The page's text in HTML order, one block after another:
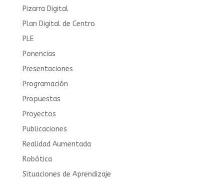
Pizarra Digital
Plan Digital de Centro
PLE
Ponencias
Presentaciones
Programación
Propuestas
Proyectos
Publicaciones
Realidad Aumentada
Robótica
Situaciones de Aprendizaje